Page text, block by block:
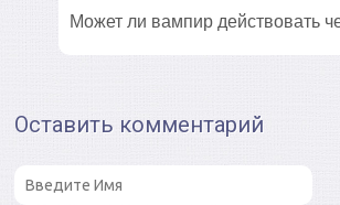
Может ли вампир действовать
Оставить комментарий